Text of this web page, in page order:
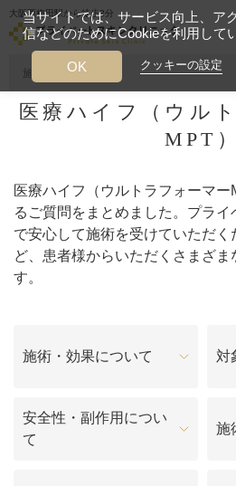
大阪西梅田駅から徒歩2分
人気のワード 糸リフト ヒアルロ
今月のおすす
当クリニック月替わりの
プライベートスキン
クリニックについて
料金一覧
よくあるご質問 医療ハイフ
医療ハイフ（ウル
MPT）
医療ハイフ（ウルトラフォーマ
るご質問をまとめました。プライ
で安心して施術を受けていただ
ど、患者様からいただくさまざま
す。
施術・効果について 対
安全性・副作用につい
て
施
当サイトでは、サービス向上、ア
信などのためにCookieを利用して
クッキーの設定
OK